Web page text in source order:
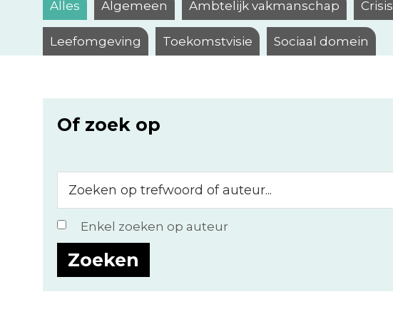
Alles Algemeen Ambtelijk vakmanschap Crisis
Leefomgeving Toekomstvisie Sociaal domein
Of zoek op
op
trefwoord
of
auteur...
Enkel zoeken op auteur